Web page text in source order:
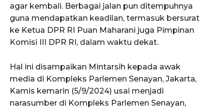
agar kembali. Berbagai jalan pun ditempuhnya
guna mendapatkan keadilan, termasuk bersurat
ke Ketua DPR RI Puan Maharani juga Pimpinan
Komisi III DPR RI, dalam waktu dekat.
Hal ini disampaikan Mintarsih kepada awak
media di Kompleks Parlemen Senayan, Jakarta,
Kamis kemarin (5/9/2024) usai menjadi
narasumber di Kompleks Parlemen Senayan,